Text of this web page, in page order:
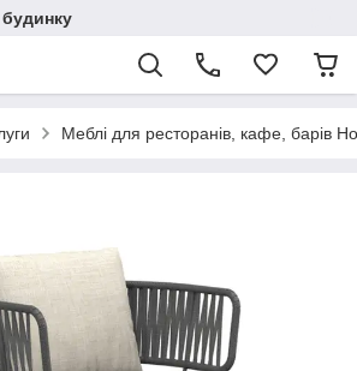
Меблі для ресторанів, кафе, барів